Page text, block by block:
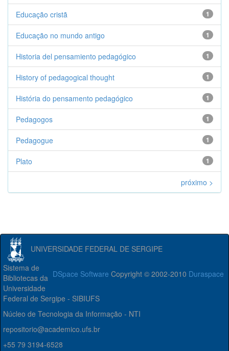
1
Educação cristã
1
Educação no mundo antigo
1
Historia del pensamiento pedagógico
1
History of pedagogical thought
1
História do pensamento pedagógico
1
Pedagogos
1
Pedagogue
1
Plato
próximo >
UNIVERSIDADE FEDERAL DE SERGIPE
DSpace Software Copyright © 2002-2010 Duraspace
Sistema de
Bibliotecas da
Universidade
Federal de Sergipe - SIBIUFS
Núcleo de Tecnologia da Informação - NTI
repositorio@academico.ufs.br
+55 79 3194-6528